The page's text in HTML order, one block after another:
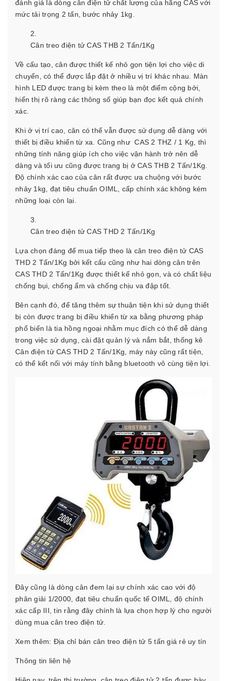
đánh giá là dòng cân điện tử chất lượng của hãng CAS với
mức tải trọng 2 tấn, bước nhảy 1kg.
Cân treo điện tử CAS THB 2 Tấn/1Kg
Về cấu tạo, cân được thiết kế nhỏ gọn tiện lợi cho việc di
chuyển, có thể được lắp đặt ở nhiều vị trí khác nhau. Màn
hình LED được trang bị kèm theo là một điểm cộng bởi,
hiển thị rõ ràng các thông số giúp bạn đọc kết quả chính
xác.
Khi ở vị trí cao, cân có thể vẫn được sử dụng dễ dàng với
thiết bị điều khiển từ xa. Cũng như CAS 2 THZ / 1 Kg, thì
những tính năng giúp ích cho việc vận hành trở nên dễ
dàng và tối ưu cũng được trang bị ở CAS THB 2 Tấn/1Kg.
Độ chính xác cao của cân rất được ưa chuộng với bước
nhảy 1kg, đạt tiêu chuẩn OIML, cấp chính xác không kém
những loại còn lại.
Cân treo điện tử CAS THD 2 Tấn/1Kg
Lựa chọn đáng để mua tiếp theo là cân treo điện tử CAS
THD 2 Tấn/1Kg bởi kết cấu cũng như hai dòng cân trên
CAS THD 2 Tấn/1Kg được thiết kế nhỏ gọn, và có chất liệu
chống bụi, chống ẩm và chống chịu va đập tốt.
Bên cạnh đó, để tăng thêm sự thuận tiện khi sử dụng thiết
bị còn được trang bị điều khiển từ xa bằng phương pháp
phổ biến là tia hồng ngoại nhằm mục đích có thể dễ dàng
trong việc sử dụng, cài đặt quản lý và nắm bắt, thống kê
Cân điện tử CAS THD 2 Tấn/1Kg, máy này cũng rất tiện,
có thể kết nối với máy tính bằng bluetooth vô cùng tiện lợi.
Đây cũng là dòng cân đem lại sự chính xác cao với độ
phân giải 1/2000, đạt tiêu chuẩn quốc tế OIML, độ chính
xác cấp III, tin rằng đây chính là lựa chọn hợp lý cho người
dùng mua cân treo điện tử.
Xem thêm: Địa chỉ bán cân treo điện tử 5 tấn giá rẻ uy tín
Thông tin liên hệ